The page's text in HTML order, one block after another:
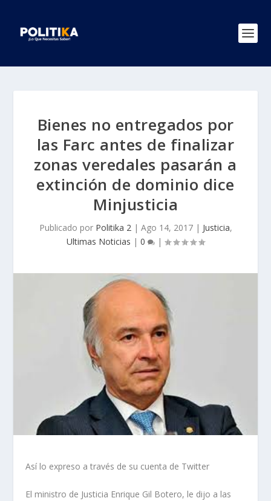
Bienes no entregados por
las Farc antes de finalizar
zonas veredales pasarán a
extinción de dominio dice
Minjusticia
Publicado por Politika 2| Ago 14, 2017| Justicia,
Ultimas Noticias | 0 |
Así lo expreso a través de su cuenta de Twitter
El ministro de Justicia Enrique Gil Botero, le dijo a las